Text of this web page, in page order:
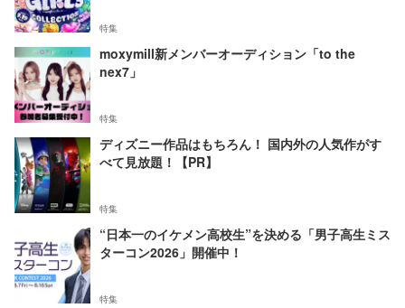
特集
moxymill新メンバーオーディション「to the
nex7」
特集
ディズニー作品はもちろん！ 国内外の人気作がす
べて見放題！【PR】
特集
“日本一のイケメン高校生”を決める「男子高生ミス
ターコン2026」開催中！
特集